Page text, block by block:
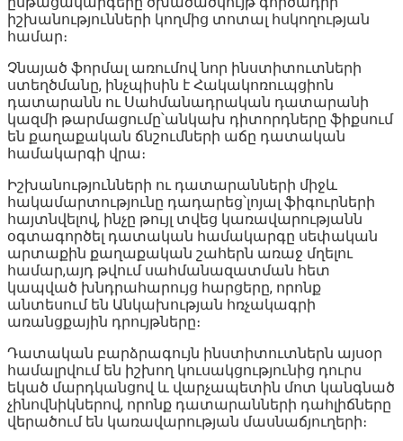
իշխանությունների կողմից տոտալ հսկողության
համար։
Չնայած ֆորմալ առումով նոր ինստիտուտների
ստեղծմանը, ինչպիսին է Հակակոռուպցիոն
դատարանն ու Սահմանադրական դատարանի
կազմի թարմացումը՝անկախ դիտորդները ֆիքսում
են քաղաքական ճնշումների աճը դատական
համակարգի վրա։
Իշխանությունների ու դատարանների միջև
հակամարտությունը դադարեց՝լոյալ ֆիգուրների
հայտնվելով, ինչը թույլ տվեց կառավարությանն
օգտագործել դատական համակարգը սեփական
արտաքին քաղաքական շահերն առաջ մղելու
համար,այդ թվում սահմանազատման հետ
կապված խնդրահարույց հարցերը, որոնք
անտեսում են Անկախության հռչակագրի
առանցքային դրույթները։
Դատական բարձրագույն ինստիտուտներն այսօր
համալրվում են իշխող կուսակցությունից դուրս
եկած մարդկանցով և վարչապետին մոտ կանգնած
չինովնիկներով, որոնք դատարանների դահլիճները
վերածում են կառավարության մասնաճյուղերի։